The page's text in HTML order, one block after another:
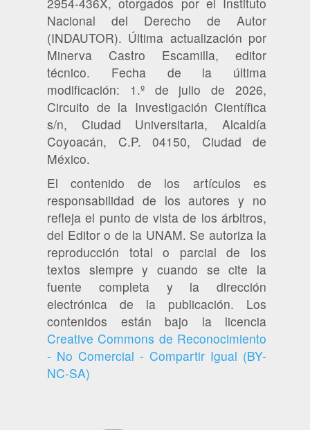
Nacional del Derecho de Autor
(INDAUTOR). Última actualización por
Minerva Castro Escamilla, editor
técnico. Fecha de la última
modificación: 1.º de julio de 2026,
Circuito de la Investigación Científica
s/n, Ciudad Universitaria, Alcaldía
Coyoacán, C.P. 04150, Ciudad de
México.
El contenido de los artículos es
responsabilidad de los autores y no
refleja el punto de vista de los árbitros,
del Editor o de la UNAM. Se autoriza la
reproducción total o parcial de los
textos siempre y cuando se cite la
fuente completa y la dirección
electrónica de la publicación. Los
contenidos están bajo la licencia
Creative Commons de Reconocimiento
- No Comercial - Compartir Igual (BY-
NC-SA)